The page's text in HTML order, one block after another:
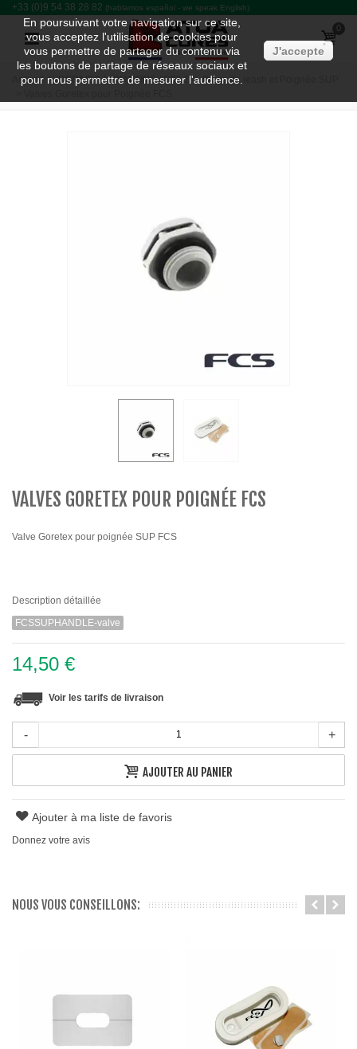
+33 (0)9 54 38 28 82 (hablamos español - we speak English)
0
Accueil > DERIVES / FIXATIONS / FOILS > Plugs de leash et Poignée SUP
VALVES GORETEX POUR POIGNÉE FCS
Valve Goretex pour poignée SUP FCS
Description détaillée
FCSSUPHANDLE-valve
14,50 €
Voir les tarifs de livraison
- +
AJOUTER AU PANIER
Ajouter à ma liste de favoris
Donnez votre avis
NOUS VOUS CONSEILLONS:
En poursuivant votre navigation sur ce site,
vous acceptez l'utilisation de cookies pour
vous permettre de partager du contenu via
les boutons de partage de réseaux sociaux et
pour nous permettre de mesurer l'audience.
J'accepte